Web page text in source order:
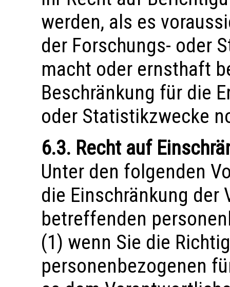
werden, als es
der Forschungs- oder
macht oder ernsthaft
Beschränkung für die
oder Statistikzwecke
6.3. Recht auf
Unter den folgenden
die Einschränkung der
betreffenden
(1) wenn Sie die
personenbezogenen